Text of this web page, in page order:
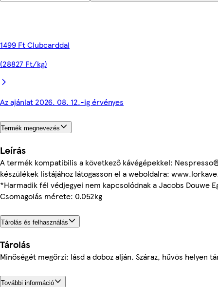
1499 Ft Clubcarddal
(28827 Ft/kg)
Az ajánlat 2026. 08. 12.-ig érvényes
Termék megnevezés
Leírás
A termék kompatibilis a következő kávégépekkel:
készülékek listájához látogasson el a weboldalra:
*Harmadik fél védjegyei nem kapcsolódnak a Jacobs Douwe
Csomagolás mérete: 0.052kg
Tárolás és felhasználás
Tárolás
Minőségét megőrzi: lásd a doboz alján. Száraz, hűvös helyen
További információ